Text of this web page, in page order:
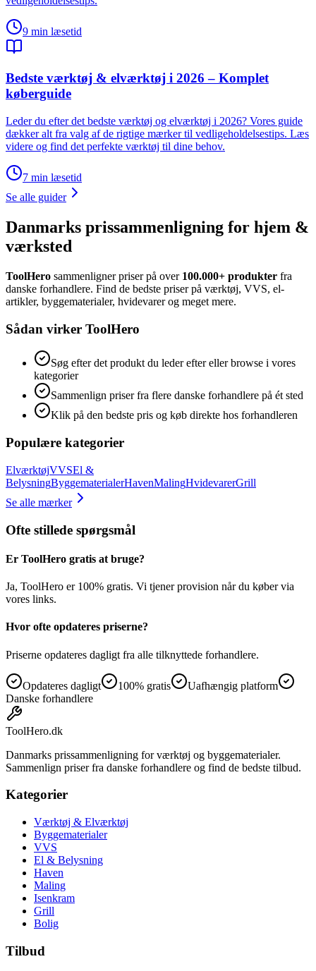
9 min læsetid
Bedste værktøj & elværktøj i 2026 – Komplet
køberguide
Leder du efter det bedste værktøj og elværktøj i 2026? Vores guide
dækker alt fra valg af de rigtige mærker til vedligeholdelsestips. Læs
videre og find det perfekte værktøj til dine behov.
7 min læsetid
Se alle guider
Danmarks prissammenligning for hjem &
værksted
ToolHero sammenligner priser på over 100.000+ produkter fra
danske forhandlere. Find de bedste priser på værktøj, VVS, el-
artikler, byggematerialer, hvidevarer og meget mere.
Sådan virker ToolHero
Søg efter det produkt du leder efter eller browse i vores
kategorier
Sammenlign priser fra flere danske forhandlere på ét sted
Klik på den bedste pris og køb direkte hos forhandleren
Populære kategorier
ElværktøjVVSEl &
BelysningByggematerialerHavenMalingHvidevarerGrill
Se alle mærker
Ofte stillede spørgsmål
Er ToolHero gratis at bruge?
Ja, ToolHero er 100% gratis. Vi tjener provision når du køber via
vores links.
Hvor ofte opdateres priserne?
Priserne opdateres dagligt fra alle tilknyttede forhandlere.
Opdateres dagligt 100% gratis
Uafhængig platform
Danske forhandlere
ToolHero.dk
Danmarks prissammenligning for værktøj og byggematerialer.
Sammenlign priser fra danske forhandlere og find de bedste tilbud.
Kategorier
Værktøj & Elværktøj
Byggematerialer
VVS
El & Belysning
Haven
Maling
Isenkram
Grill
Bolig
Tilbud